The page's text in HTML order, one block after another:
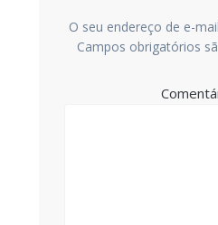
O seu endereço de e-
Campos obrigatórios